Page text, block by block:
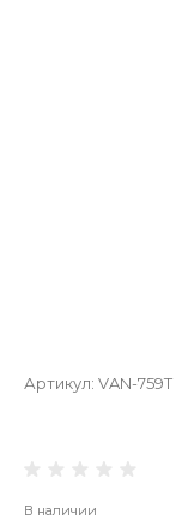
Артикул: VAN-759T
В наличии